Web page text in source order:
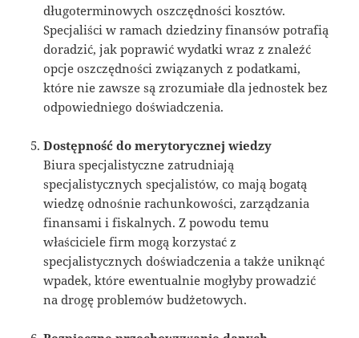
długoterminowych oszczędności kosztów.
Specjaliści w ramach dziedziny finansów potrafią
doradzić, jak poprawić wydatki wraz z znaleźć
opcje oszczędności związanych z podatkami,
które nie zawsze są zrozumiałe dla jednostek bez
odpowiedniego doświadczenia.
Dostępność do merytorycznej wiedzy
Biura specjalistyczne zatrudniają
specjalistycznych specjalistów, co mają bogatą
wiedzę odnośnie rachunkowości, zarządzania
finansami i fiskalnych. Z powodu temu
właściciele firm mogą korzystać z
specjalistycznych doświadczenia a także uniknąć
wpadek, które ewentualnie mogłyby prowadzić
na drogę problemów budżetowych.